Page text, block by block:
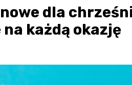
dla
każdą okazję